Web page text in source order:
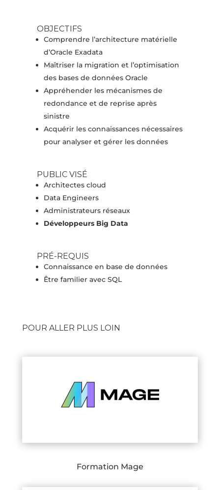
OBJECTIFS
Comprendre l’architecture matérielle
d’Oracle Exadata
Maîtriser la migration et l’optimisation
des bases de données Oracle
Appréhender les mécanismes de
redondance et de reprise après
sinistre
Acquérir les connaissances nécessaires
pour analyser et gérer les données
PUBLIC VISÉ
Architectes cloud
Data Engineers
Administrateurs réseaux
Développeurs Big Data
PRÉ-REQUIS
Connaissance en base de données
Être familier avec SQL
POUR ALLER PLUS LOIN
Formation Mage